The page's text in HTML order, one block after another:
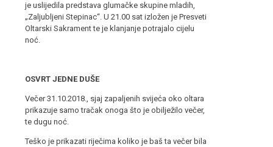
je uslijedila predstava glumačke skupine mladih,
„Zaljubljeni Stepinac“. U 21.00 sat izložen je Presveti
Oltarski Sakrament te je klanjanje potrajalo cijelu
noć.
OSVRT JEDNE DUŠE
Večer 31.10.2018., sjaj zapaljenih svijeća oko oltara
prikazuje samo tračak onoga što je obilježilo večer,
te dugu noć.
Teško je prikazati riječima koliko je baš ta večer bila